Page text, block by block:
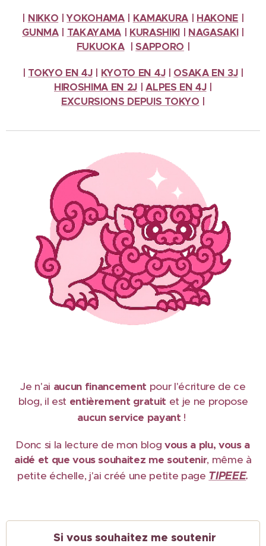
NIKKO |YOKOHAMA| KAMAKURA HAKONE
GUNMA| TAKAYAMA| KURASHIKI NAGASAKI|
FUKUOKA|SAPPORO
TOKYO EN 4J KYOTO EN 4J OSAKA EN 3J
HIROSHIMA EN 2J
|ALPES EN 4J
EXCURSIONS DEPUIS TOKYO
Je n'ai aucun financement pour l'écriture de ce
blog, il est entièrement gratuit et je ne propose
aucun service payant !
Donc si la lecture de mon blogvous a plu, vous a
aidé et que vous souhaitez me soutenir, même à
petite échelle, j'ai créé une petite page TIPEEE.
Si vous souhaitez me soutenir